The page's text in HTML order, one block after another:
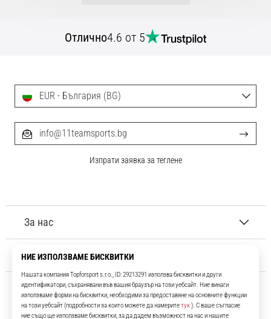
Отлично4.6 от 5
За нас
Обслужване на клиенти
EUR - България (BG)
info@11teamsports.bg
Изпрати заявка за теглене